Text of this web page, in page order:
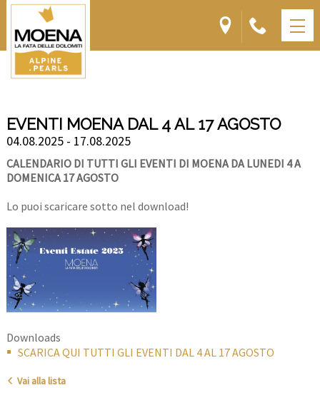
EVENTI MOENA DAL 4 AL 17 AGOSTO
04.08.2025 - 17.08.2025
CALENDARIO DI TUTTI GLI EVENTI DI MOENA DA LUNEDI 4 A
DOMENICA 17 AGOSTO
Lo puoi scaricare sotto nel download!
Downloads
SCARICA QUI TUTTI GLI EVENTI DAL 4 AL 17 AGOSTO
Vai alla lista